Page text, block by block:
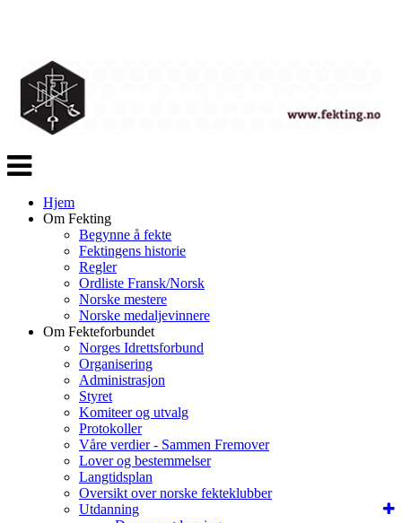
Veksle
navigasjon
Hjem
Om Fekting
Begynne å fekte
Fektingens historie
Regler
Ordliste Fransk/Norsk
Norske mestere
Norske medaljevinnere
Om Fekteforbundet
Norges Idrettsforbund
Organisering
Administrasjon
Styret
Komiteer og utvalg
Protokoller
Våre verdier - Sammen Fremover
Lover og bestemmelser
Langtidsplan
Oversikt over norske fekteklubber
Utdanning